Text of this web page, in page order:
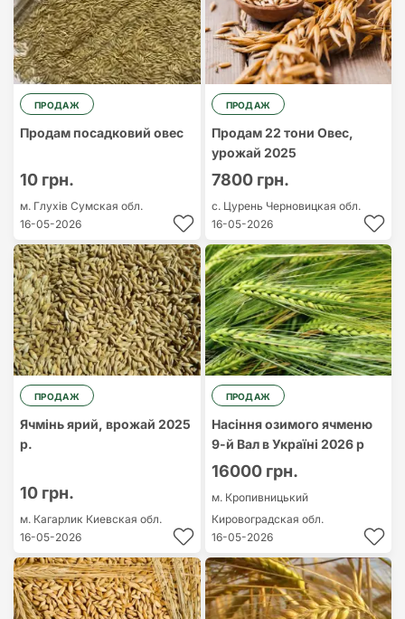
ПРОДАЖ
Продам посадковий овес
10 грн.
м. Глухів Сумская обл.
16-05-2026
ПРОДАЖ
Продам 22 тони Овес,
урожай 2025
7800 грн.
с. Цурень Черновицкая обл.
16-05-2026
ПРОДАЖ
Ячмінь ярий, врожай 2025
р.
10 грн.
м. Кагарлик Киевская обл.
16-05-2026
ПРОДАЖ
Насіння озимого ячменю
9-й Вал в Україні 2026 р
16000 грн.
м. Кропивницький
Кировоградская обл.
16-05-2026